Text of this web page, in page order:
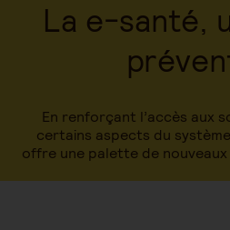
La e-santé,
En renforçant l’accès aux
certains aspects du
offre une palette de